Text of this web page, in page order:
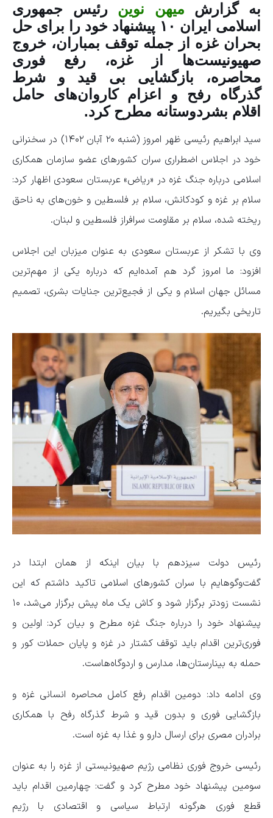
به گزارش میهن نوین رئیس جمهوری
اسلامی ایران ۱۰ پیشنهاد خود را برای حل
بحران غزه از جمله توقف بمباران، خروج
صهیونیست‌ها از غزه، رفع فوری
محاصره، بازگشایی بی قید و شرط
گذرگاه رفح و اعزام کاروان‌های حامل
اقلام بشردوستانه مطرح کرد.
سید ابراهیم رئیسی ظهر امروز (شنبه ۲۰ آبان ۱۴۰۲) در سخنرانی
خود در اجلاس اضطراری سران کشورهای عضو سازمان همکاری
اسلامی درباره جنگ غزه در «ریاض» عربستان سعودی اظهار کرد:
سلام بر غزه و کودکانش، سلام بر فلسطین و خون‌های به ناحق
ریخته شده، سلام بر مقاومت سرافراز فلسطین و لبنان.
وی با تشکر از عربستان سعودی به عنوان میزبان این اجلاس
افزود: ما امروز گرد هم آمده‌ایم که درباره یکی از مهم‌ترین
مسائل جهان اسلام و یکی از فجیع‌ترین جنایات بشری، تصمیم
تاریخی بگیریم.
رئیس دولت سیزدهم با بیان اینکه از همان ابتدا در
گفت‌وگوهایم با سران کشورهای اسلامی تاکید داشتم که این
نشست زودتر برگزار شود و کاش یک ماه پیش برگزار می‌شد، ۱۰
پیشنهاد خود را درباره جنگ غزه مطرح و بیان کرد: اولین و
فوری‌ترین اقدام باید توقف کشتار در غزه و پایان حملات کور و
حمله به بینارستان‌ها، مدارس و اردوگاه‌هاست.
وی ادامه داد: دومین اقدام رفع کامل محاصره انسانی غزه و
بازگشایی فوری و بدون قید و شرط گذرگاه رفح با همکاری
برادران مصری برای ارسال دارو و غذا به غزه است.
رئیسی خروج فوری نظامی رژیم صهیونیستی از غزه را به عنوان
سومین پیشنهاد خود مطرح کرد و گفت: چهارمین اقدام باید
قطع فوری هرگونه ارتباط سیاسی و اقتصادی با رژیم